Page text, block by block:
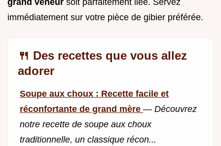
immédiatement sur votre pièce de gibier préférée.
🍴 Des recettes que vous allez
adorer
Soupe aux choux : Recette facile et
réconfortante de grand mère — Découvrez
notre recette de soupe aux choux
traditionnelle, un classique récon...